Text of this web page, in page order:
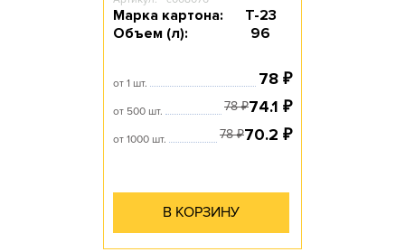
Марка картона:
Т-23
Объем (л):
96
от 1 шт. 78 ₽
от 500 шт. 78₽74.1 ₽
от 1000 шт. 78₽70.2 ₽
В КОРЗИНУ